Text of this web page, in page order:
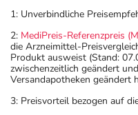
1: Unverbindliche
2: MediPreis-Referenzpreis
die Arzneimittel-
Produkt ausweist (Stand:
zwischenzeitlich geändert
Versandapotheken geändert
3: Preisvorteil bezogen auf